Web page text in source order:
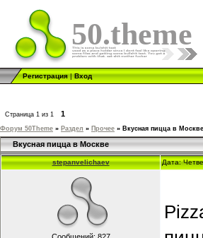
50.theme
Регистрация|Вход
Страница 1 из 1 1
Форум 50Theme » Раздел » Прочее » Вкусная пицца в Москве
Вкусная пицца в Москве
stepanvelichaev Дата: